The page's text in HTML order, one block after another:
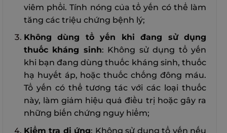
viêm phổi. Tính nóng của tổ yến có thể làm
tăng các triệu chứng bệnh lý;
Không dùng tổ yến khi đang sử dụng
thuốc kháng sinh: Không sử dụng tổ yến
khi bạn đang dùng thuốc kháng sinh, thuốc
hạ huyết áp, hoặc thuốc chống đông máu.
Tổ yến có thể tương tác với các loại thuốc
này, làm giảm hiệu quả điều trị hoặc gây ra
những biến chứng nguy hiểm;
Kiểm tra dị ứng: Không sử dụng tổ yến nếu